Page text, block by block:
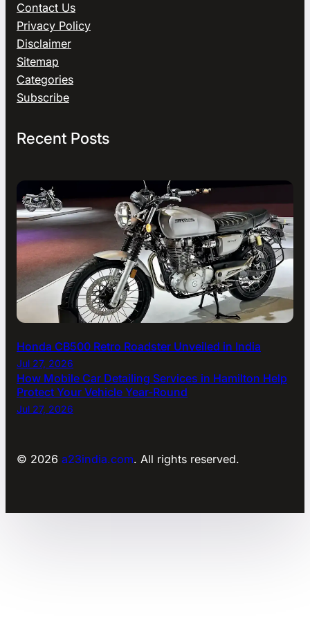
Contact Us
Privacy Policy
Disclaimer
Sitemap
Categories
Subscribe
Recent Posts
Honda CB500 Retro Roadster Unveiled in India
Jul 27, 2026
How Mobile Car Detailing Services in Hamilton Help
Protect Your Vehicle Year-Round
Jul 27, 2026
© 2026 a23india.com. All rights reserved.